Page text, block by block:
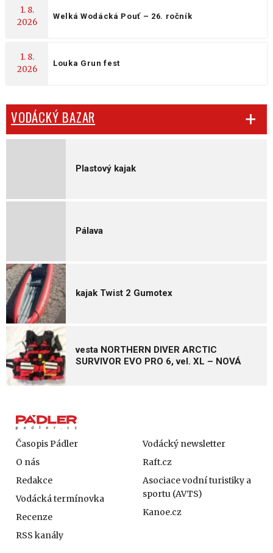
1. 8.
2026
Welká Wodácká Pouť – 26. ročník
1. 8.
2026
Louka Grun fest
VODÁCKÝ BAZAR
Plastový kajak
Pálava
kajak Twist 2 Gumotex
vesta NORTHERN DIVER ARCTIC
SURVIVOR EVO PRO 6, vel. XL – NOVÁ
Časopis Pádler
O nás
Redakce
Vodácká termínovka
Recenze
Vodácký newsletter
Raft.cz
Asociace vodní turistiky a
sportu (AVTS)
Kanoe.cz
RSS kanály